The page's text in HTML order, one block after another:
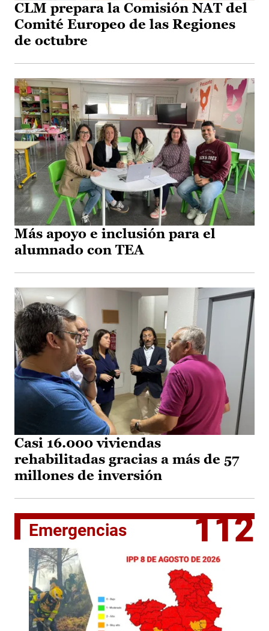
CLM prepara la Comisión NAT del
Comité Europeo de las Regiones
de octubre
Más apoyo e inclusión para el
alumnado con TEA
Casi 16.000 viviendas
rehabilitadas gracias a más de 57
millones de inversión
Emergencias 112